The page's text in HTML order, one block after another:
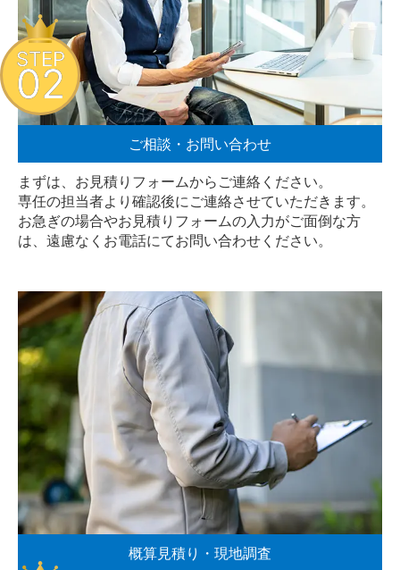
ご相談・お問い合わせ
まずは、お見積りフォームからご連絡ください。
専任の担当者より確認後にご連絡させていただきます。
お急ぎの場合やお見積りフォームの入力がご面倒な方
は、遠慮なく お電話にてお問い合わせください。
STEP
02
概算見積り・現地調査